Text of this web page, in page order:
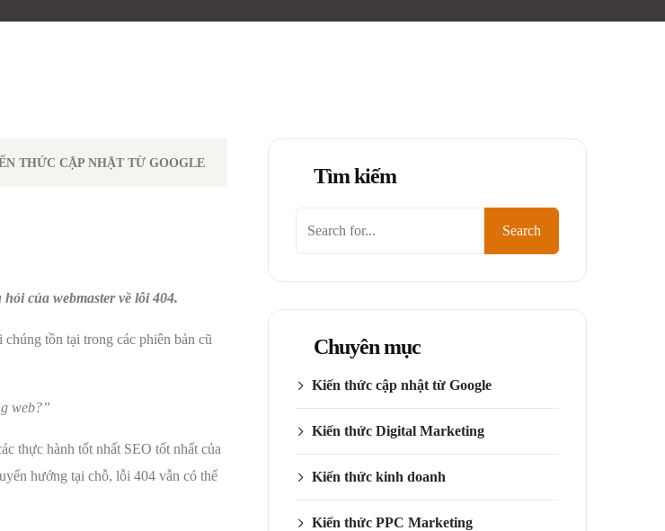
THỨC CẬP NHẬT TỪ GOOGLE
của webmaster về lỗi 404.
tồn tại trong các phiên bản cũ
web?”
thực hành tốt nhất SEO tốt nhất của
hướng tại chỗ, lỗi 404 vẫn có thể
Tìm kiếm
Search
Chuyên mục
Kiến thức cập nhật từ Google
Kiến thức Digital Marketing
Kiến thức kinh doanh
Kiến thức PPC Marketing